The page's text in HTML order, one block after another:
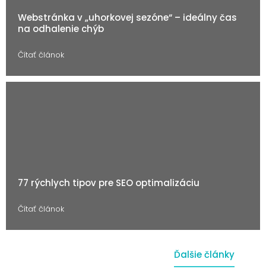
Webstránka v „uhorkovej sezóne“ – ideálny čas
na odhalenie chýb
Čítať článok
77 rýchlych tipov pre SEO optimalizáciu
Čítať článok
Ďalšie články